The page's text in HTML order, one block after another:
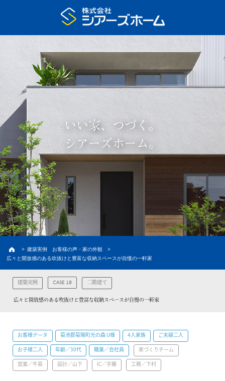
プラン集申込 展示場予約
家の特長 いい家、つづく
住宅展示場 注文住宅のモデルハウス
まちなかモデルハウス
建築実例 お客様の声・家の外観
新築プラン 価格と間取り
ラインナップ 熊本の注文住宅
イベント情報
初めての家づくり
いい家、つづく。
シアーズホーム。
> 建築実例 お客様の声・家の外観
>
広々と開放感のある吹抜けと豊富な収納スペースが自慢の一軒家
建築実例 CASE 18 二階建て
広々と開放感のある吹抜けと豊富な収納スペースが自慢の一軒家
お客様データ 菊池郡菊陽町光の森 U様 4人家族 ご夫婦二人
お子様二人 年齢／30代 職業／会社員 家づくりチーム
営業／牛島 設計／山下 IC／宇藤 工務／下村